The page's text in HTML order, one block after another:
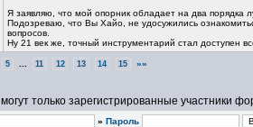
Я заявляю, что мой опорник обладает на два порядка
Подозреваю, что Вы Хайо, не удосужились
вопросов.
Ну 21 век же, точный инструментарий стал доступен
5 11 12 13 14 15 »»
только зарегистрированные участники
» Пароль